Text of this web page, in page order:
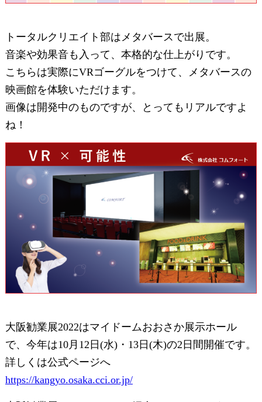
トータルクリエイト部はメタバースで出展。
音楽や効果音も入って、本格的な仕上がりです。
こちらは実際にVRゴーグルをつけて、メタバースの
映画館を体験いただけます。
画像は開発中のものですが、とってもリアルですよ
ね！
大阪勧業展2022はマイドームおおさか展示ホール
で、今年は10月12日(水)・13日(木)の2日間開催です。
詳しくは公式ページへ
https://kangyo.osaka.cci.or.jp/